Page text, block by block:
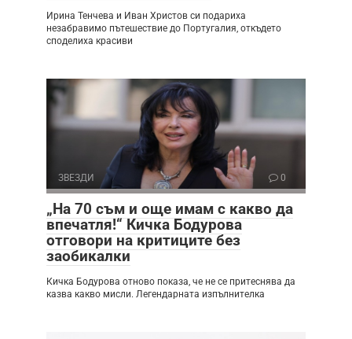
Ирина Тенчева и Иван Христов си подариха
незабравимо пътешествие до Португалия, откъдето
споделиха красиви
ЗВЕЗДИ 0
„На 70 съм и още имам с какво да
впечатля!“ Кичка Бодурова
отговори на критиците без
заобикалки
Кичка Бодурова отново показа, че не се притеснява да
казва какво мисли. Легендарната изпълнителка